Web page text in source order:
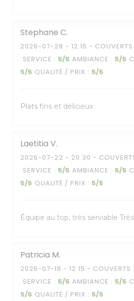
Stephane C
2026-07-28 - 12:15 -
SERVICE : 5/5 AMBIANCE : 5/5
5/5 QUALITÉ / PRIX : 5/5
Plats fins et délicieux
Laetitia V
2026-07-22 - 20:30 -
SERVICE : 5/5 AMBIANCE : 5/5
5/5 QUALITÉ / PRIX : 5/5
Équipe au top, très serviable
Patricia M
2026-07-18 - 12:15 - COUVERTS
SERVICE : 5/5 AMBIANCE : 5/5
5/5 QUALITÉ / PRIX : 5/5